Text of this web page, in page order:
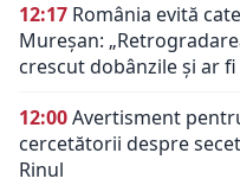
12:17 România evită
Mureșan:
crescut dobânzile şi ar
12:00Avertisment
cercetătorii despre
Rinul